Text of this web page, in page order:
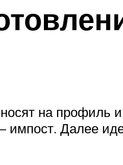
на профиль
импост. Далее